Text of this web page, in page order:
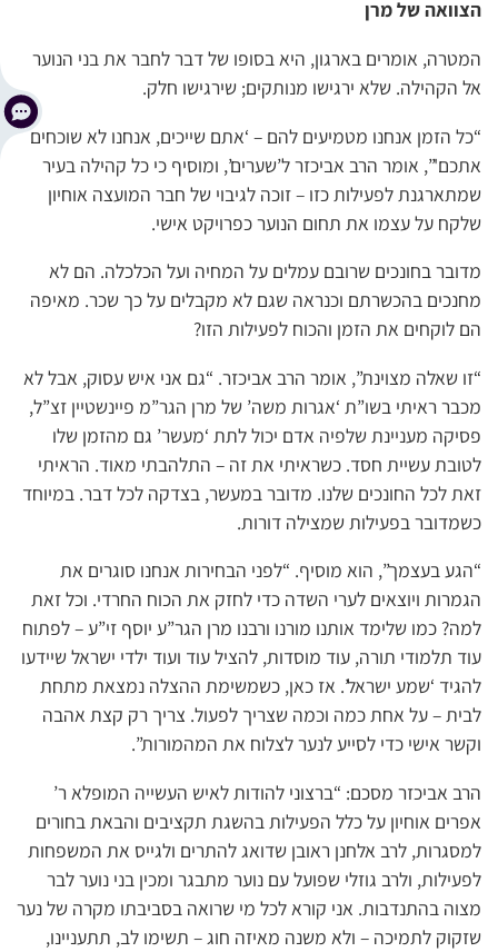
הצוואה של מרן
המטרה, אומרים בארגון, היא בסופו של דבר לחבר את בני הנוער
אל הקהילה. שלא ירגישו מנותקים; שירגישו חלק.
“כל הזמן אנחנו מטמיעים להם – ‘אתם שייכים, אנחנו לא שוכחים
אתכם'”, אומר הרב אביכזר ל’שערים’, ומוסיף כי כל קהילה בעיר
שמתארגנת לפעילות כזו – זוכה לגיבוי של חבר המועצה אוחיון
שלקח על עצמו את תחום הנוער כפרויקט אישי.
מדובר בחונכים שרובם עמלים על המחיה ועל הכלכלה. הם לא
מחנכים בהכשרתם וכנראה שגם לא מקבלים על כך שכר. מאיפה
הם לוקחים את הזמן והכוח לפעילות הזו?
“זו שאלה מצוינת”, אומר הרב אביכזר. “גם אני איש עסוק, אבל לא
מכבר ראיתי בשו”ת ‘אגרות משה’ של מרן הגר”מ פיינשטיין זצ”ל,
פסיקה מעניינת שלפיה אדם יכול לתת ‘מעשר’ גם מהזמן שלו
לטובת עשיית חסד. כשראיתי את זה – התלהבתי מאוד. הראיתי
זאת לכל החונכים שלנו. מדובר במעשר, בצדקה לכל דבר. במיוחד
כשמדובר בפעילות שמצילה דורות.
“הגע בעצמך”, הוא מוסיף. “לפני הבחירות אנחנו סוגרים את
הגמרות ויוצאים לערי השדה כדי לחזק את הכוח החרדי. וכל זאת
למה? כמו שלימד אותנו מורנו ורבנו מרן הגר”ע יוסף זי”ע – לפתוח
עוד תלמודי תורה, עוד מוסדות, להציל עוד ועוד ילדי ישראל שיידעו
להגיד ‘שמע ישראל’. אז כאן, כשמשימת ההצלה נמצאת מתחת
לבית – על אחת כמה וכמה שצריך לפעול. צריך רק קצת אהבה
וקשר אישי כדי לסייע לנער לצלוח את המהמורות”.
הרב אביכזר מסכם: “ברצוני להודות לאיש העשייה המופלא ר’
אפרים אוחיון על כלל הפעילות בהשגת תקציבים והבאת בחורים
למסגרות, לרב אלחנן ראובן שדואג להתרים ולגייס את המשפחות
לפעילות, ולרב גוזלי שפועל עם נוער מתבגר ומכין בני נוער לבר
מצוה בהתנדבות. אני קורא לכל מי שרואה בסביבתו מקרה של נער
שזקוק לתמיכה – ולא משנה מאיזה חוג – תשימו לב, תתעניינו,